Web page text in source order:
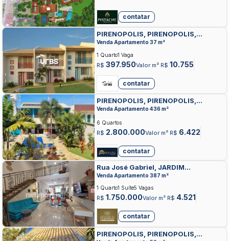
contatar
PIRENOPOLIS, PIRENOPOLIS,
PIRENOPOLIS
Venda Apartamento 37 m²
R$ 397.950Valor m² R$ 10.755
1 Quarto1 Vaga
contatar
PIRENOPOLIS, PIRENOPOLIS,
PIRENOPOLIS
Venda Apartamento 436 m²
R$ 2.800.000Valor m² R$ 6.422
6 Quartos
contatar
Rua José Gabriel, JARDIM
TAQUARAL, PIRENOPOLIS
Venda Apartamento 387 m²
R$ 1.750.000Valor m² R$ 4.521
1 Quarto1 Suíte5 Vagas
contatar
PIRENOPOLIS, PIRENOPOLIS,